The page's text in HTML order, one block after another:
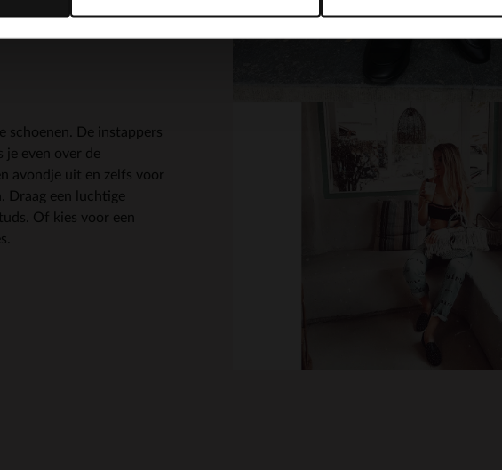
schoenen. De instappers
je even over de
avondje uit en zelfs voor
Draag een luchtige
Of kies voor een